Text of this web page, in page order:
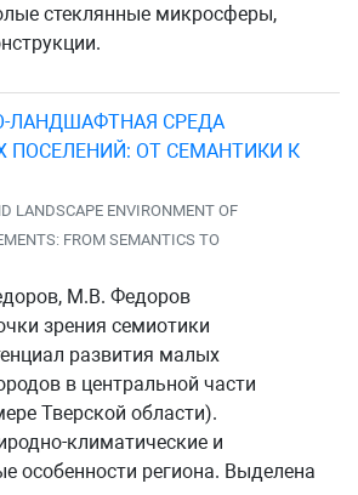
стеклянные микросферы,
ЛАНДШАФТНАЯ СРЕДА
ПОСЕЛЕНИЙ: ОТ СЕМАНТИКИ К
LANDSCAPE ENVIRONMENT OF
FROM SEMANTICS TO
М.В. Федоров
зрения семиотики
развития малых
в центральной части
Тверской области).
климатические и
особенности региона. Выделена